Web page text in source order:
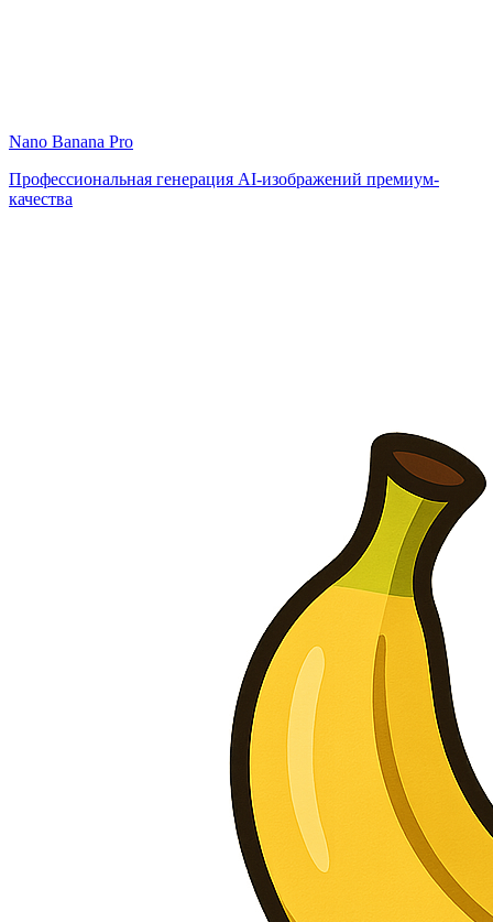
Nano Banana Pro
Профессиональная генерация AI-изображений премиум-
качества